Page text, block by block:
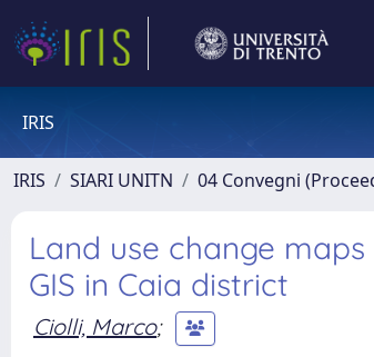
IRIS
IRIS SIARI UNITN 04 Convegni
Land use change
GIS in Caia district
Ciolli, Marco;